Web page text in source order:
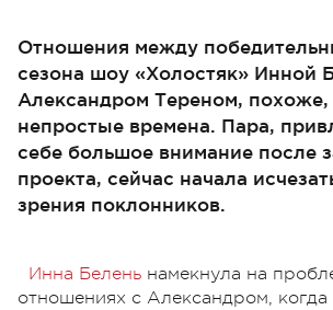
Отношения между
сезона шоу «Холостяк» Инной
Александром Тереном,
непростые времена. Пара,
себе большое внимание после
проекта, сейчас начала
зрения поклонников.
Инна Белень намекнула на
отношениях с Александром, когда